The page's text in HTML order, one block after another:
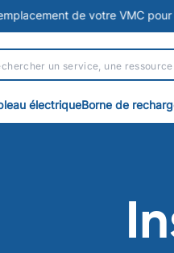
de votre VMC pour
électriqueBorne de